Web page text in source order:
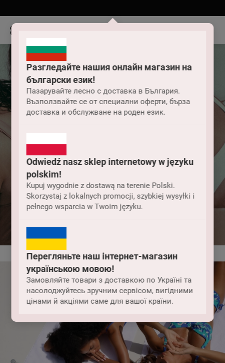
Разгледайте нашия онлайн магазин на
български език!
Пазарувайте лесно с доставка в България.
Възползвайте се от специални оферти, бърза
доставка и обслужване на роден език.
Odwiedź nasz sklep internetowy w języku
polskim!
Kupuj wygodnie z dostawą na terenie Polski.
Skorzystaj z lokalnych promocji, szybkiej wysyłki i
pełnego wsparcia w Twoim języku.
Перегляньте наш інтернет-магазин
українською мовою!
Замовляйте товари з доставкою по Україні та
насолоджуйтесь зручним сервісом, вигідними
цінами й акціями саме для вашої країни.
Дамски бански